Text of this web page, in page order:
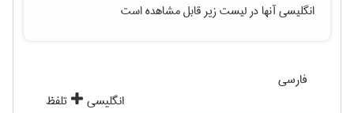
انگلیسی آنها در لیست زیر قابل مشاهده است
فارسی
انگلیسی
تلفظ